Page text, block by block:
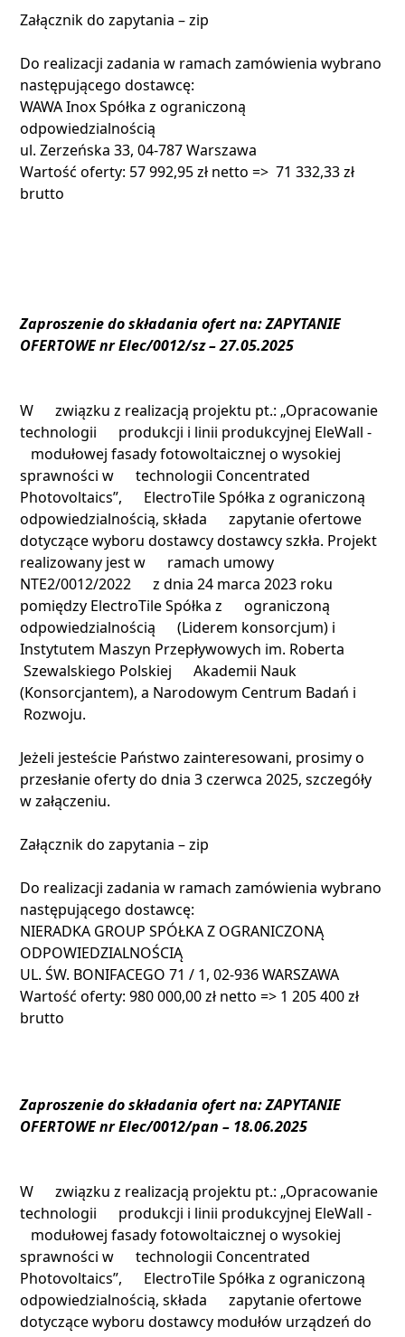
Załącznik do zapytania – zip
Do realizacji zadania w ramach zamówienia wybrano
następującego dostawcę:
WAWA Inox Spółka z ograniczoną
odpowiedzialnością
ul. Zerzeńska 33, 04-787 Warszawa
Wartość oferty: 57 992,95 zł netto => 71 332,33 zł
brutto
Zaproszenie do składania ofert na: ZAPYTANIE
OFERTOWE nr Elec/0012/sz – 27.05.2025
W związku z realizacją projektu pt.: „Opracowanie
technologii produkcji i linii produkcyjnej EleWall -
modułowej fasady fotowoltaicznej o wysokiej
sprawności w technologii Concentrated
Photovoltaics”, ElectroTile Spółka z ograniczoną
odpowiedzialnością, składa zapytanie ofertowe
dotyczące wyboru dostawcy dostawcy szkła. Projekt
realizowany jest w ramach umowy
NTE2/0012/2022 z dnia 24 marca 2023 roku
pomiędzy ElectroTile Spółka z ograniczoną
odpowiedzialnością (Liderem konsorcjum) i
Instytutem Maszyn Przepływowych im. Roberta
Szewalskiego Polskiej Akademii Nauk
(Konsorcjantem), a Narodowym Centrum Badań i
Rozwoju.
Jeżeli jesteście Państwo zainteresowani, prosimy o
przesłanie oferty do dnia 3 czerwca 2025, szczegóły
w załączeniu.
Załącznik do zapytania – zip
Do realizacji zadania w ramach zamówienia wybrano
następującego dostawcę:
NIERADKA GROUP SPÓŁKA Z OGRANICZONĄ
ODPOWIEDZIALNOŚCIĄ
UL. ŚW. BONIFACEGO 71 / 1, 02-936 WARSZAWA
Wartość oferty: 980 000,00 zł netto => 1 205 400 zł
brutto
Zaproszenie do składania ofert na: ZAPYTANIE
OFERTOWE nr Elec/0012/pan – 18.06.2025
W związku z realizacją projektu pt.: „Opracowanie
technologii produkcji i linii produkcyjnej EleWall -
modułowej fasady fotowoltaicznej o wysokiej
sprawności w technologii Concentrated
Photovoltaics”, ElectroTile Spółka z ograniczoną
odpowiedzialnością, składa zapytanie ofertowe
dotyczące wyboru dostawcy modułów urządzeń do